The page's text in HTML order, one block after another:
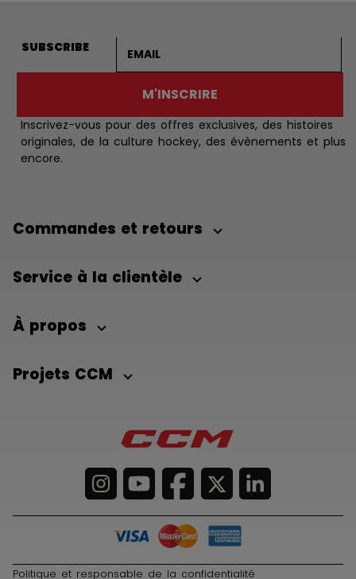
SUBSCRIBE
M'INSCRIRE
Inscrivez-vous pour des offres exclusives, des histoires
originales, de la culture hockey, des évènements et plus
encore.
Commandes et retours
Service à la clientèle
À propos
Projets CCM
Politique et responsable de la confidentialité